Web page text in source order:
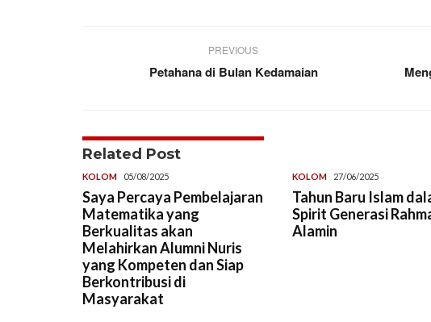
PREVIOUS
Petahana di Bulan Kedamaian
Related Post
KOLOM 05/08/2025
Saya Percaya Pembelajaran
Matematika yang
Berkualitas akan
Melahirkan Alumni Nuris
yang Kompeten dan Siap
Berkontribusi di
Masyarakat
KOLOM 27/06/2025
Tahun Baru Islam
Spirit Generasi
Alamin